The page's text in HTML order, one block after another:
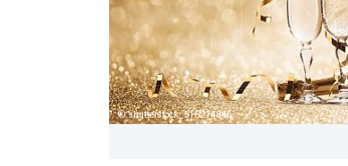
shutterstock_516214846